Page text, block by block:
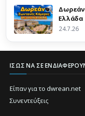
Δωρεάν
Ελλάδα
24.7.26
ΊΣΩΣ ΝΑ ΣΕ
Είπαν για το dwrean.net
Συνεντεύξεις